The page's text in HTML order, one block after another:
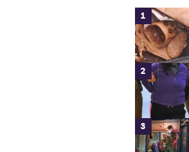
1
2
3